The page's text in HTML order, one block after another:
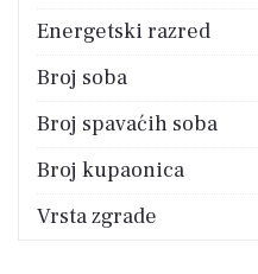
Energetski razred
Broj soba
Broj spavaćih soba
Broj kupaonica
Vrsta zgrade